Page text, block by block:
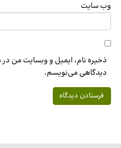
وب‌ سایت
ذخیره نام، ایمیل و وبسایت من در
دیدگاهی می‌نویسم.